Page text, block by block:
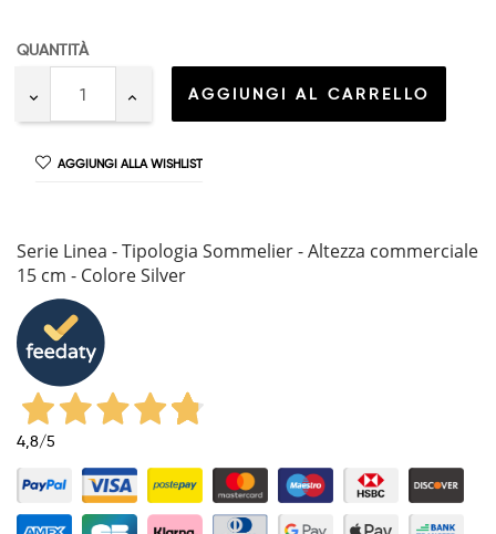
QUANTITÀ
AGGIUNGI AL CARRELLO
AGGIUNGI ALLA WISHLIST
Serie Linea - Tipologia Sommelier - Altezza commerciale
15 cm - Colore Silver
4,8/5